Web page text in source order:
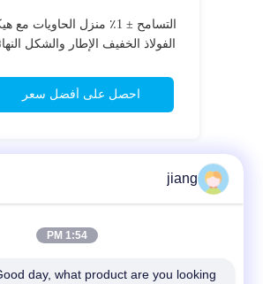
التسامح ± 1٪ منزل الحاويات مع
الفولاذ الخفيف الإطار والشكل
احصل على أفضل سعر
jiang
1:54 PM
day, what product are you looking